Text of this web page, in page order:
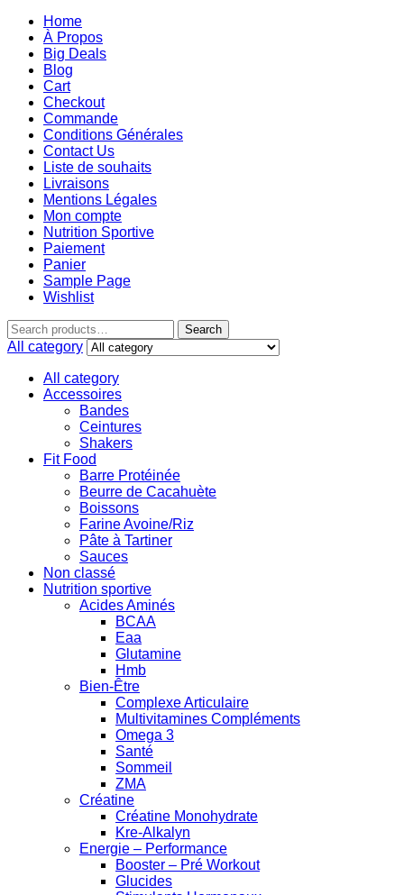
Home
À Propos
Big Deals
Blog
Cart
Checkout
Commande
Conditions Générales
Contact Us
Liste de souhaits
Livraisons
Mentions Légales
Mon compte
Nutrition Sportive
Paiement
Panier
Sample Page
Wishlist
Search
All category
All category
Accessoires
Bandes
Ceintures
Shakers
Fit Food
Barre Protéinée
Beurre de Cacahuète
Boissons
Farine Avoine/Riz
Pâte à Tartiner
Sauces
Non classé
Nutrition sportive
Acides Aminés
BCAA
Eaa
Glutamine
Hmb
Bien-Être
Complexe Articulaire
Multivitamines Compléments
Omega 3
Santé
Sommeil
ZMA
Créatine
Créatine Monohydrate
Kre-Alkalyn
Energie – Performance
Booster – Pré Workout
Glucides